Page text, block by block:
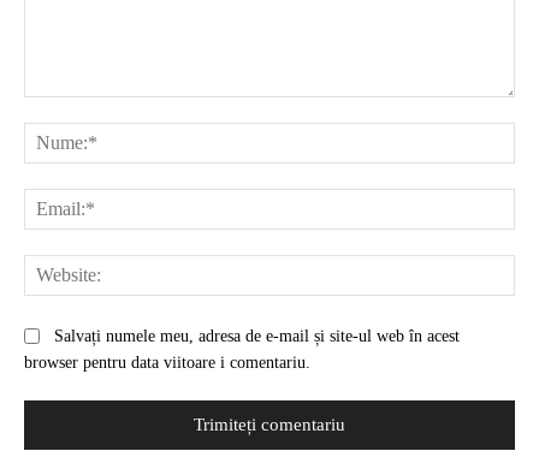
Salvați numele meu, adresa de e-mail și site-ul web în acest
browser pentru data viitoare i comentariu.